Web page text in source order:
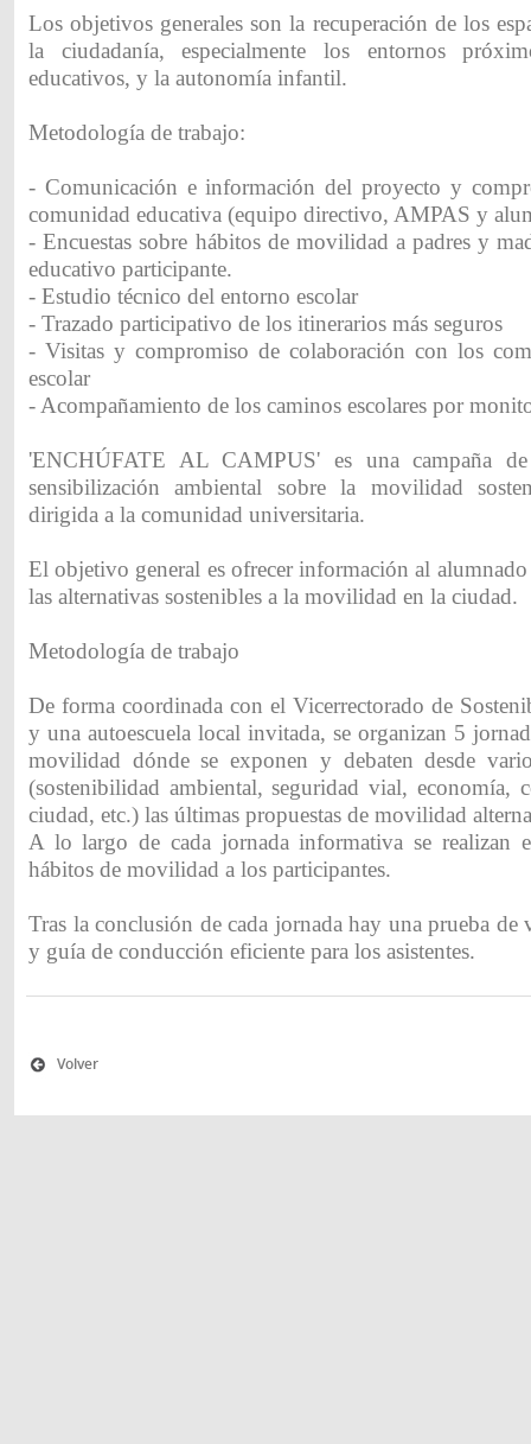
Los objetivos generales son la recuperación de los
la ciudadanía, especialmente los entornos
educativos, y la autonomía infantil.
Metodología de trabajo:
- Comunicación e información del proyecto y
comunidad educativa (equipo directivo, AMPAS y
- Encuestas sobre hábitos de movilidad a padres y
educativo participante.
- Estudio técnico del entorno escolar
- Trazado participativo de los itinerarios más seguros
- Visitas y compromiso de colaboración con los
escolar
- Acompañamiento de los caminos escolares por
'ENCHÚFATE AL CAMPUS' es una campaña
sensibilización ambiental sobre la movilidad
dirigida a la comunidad universitaria.
El objetivo general es ofrecer información al
las alternativas sostenibles a la movilidad en la ciudad.
Metodología de trabajo
De forma coordinada con el Vicerrectorado de
y una autoescuela local invitada, se organizan 5
movilidad dónde se exponen y debaten desde
(sostenibilidad ambiental, seguridad vial, economía,
ciudad, etc.) las últimas propuestas de movilidad
A lo largo de cada jornada informativa se realizan
hábitos de movilidad a los participantes.
Tras la conclusión de cada jornada hay una prueba de
y guía de conducción eficiente para los asistentes.
Volver